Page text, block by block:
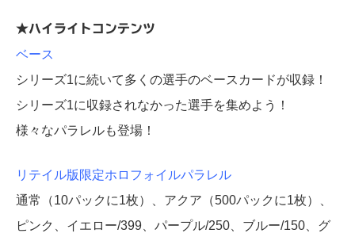
★ハイライトコンテンツ
ベース
シリーズ1に続いて多くの選手のベースカードが収録！
シリーズ1に収録されなかった選手を集めよう！
様々なパラレルも登場！
リテイル版限定ホロフォイルパラレル
通常（10パックに1枚）、アクア（500パックに1枚）、
ピンク、イエロー/399、パープル/250、ブルー/150、グ